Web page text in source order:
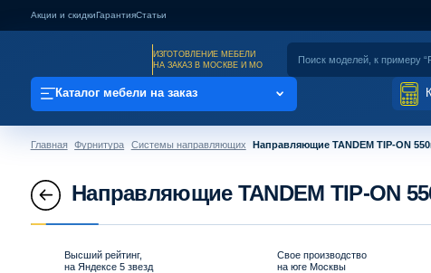
Акции и скидкиГарантияСтатьи
ИЗГОТОВЛЕНИЕ МЕБЕЛИ
НА ЗАКАЗ В МОСКВЕ И МО
Каталог мебели на заказ
Главная Фурнитура Системы направляющих Направляющие TANDEM TIP-ON
Направляющие TANDEM TIP-ON
Высший рейтинг,
на Яндексе 5 звезд
Свое производство
на юге Москвы